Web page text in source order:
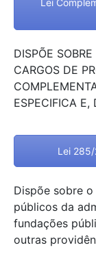
Lei
DISPÕE
CARGOS DE
ESPECIFICA E,
Lei
Dispõe sobre
públicos da
fundações
outras